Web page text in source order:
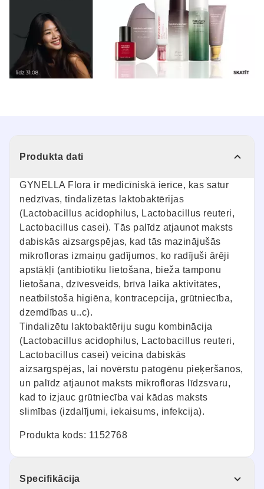
Produkta dati
GYNELLA Flora ir medicīniskā ierīce, kas satur
nedzīvas, tindalizētas laktobaktērijas
(Lactobacillus acidophilus, Lactobacillus reuteri,
Lactobacillus casei). Tās palīdz atjaunot maksts
dabiskās aizsargspējas, kad tās mazinājušās
mikrofloras izmaiņu gadījumos, ko radījuši ārēji
apstākļi (antibiotiku lietošana, bieža tamponu
lietošana, dzīvesveids, brīvā laika aktivitātes,
neatbilstoša higiēna, kontracepcija, grūtniecība,
dzemdības u..c).
Tindalizētu laktobaktēriju sugu kombinācija
(Lactobacillus acidophilus, Lactobacillus reuteri,
Lactobacillus casei) veicina dabiskās
aizsargspējas, lai novērstu patogēnu pieķeršanos,
un palīdz atjaunot maksts mikrofloras līdzsvaru,
kad to izjauc grūtniecība vai kādas maksts
slimības (izdalījumi, iekaisums, infekcija).
Produkta kods: 1152768
Specifikācija